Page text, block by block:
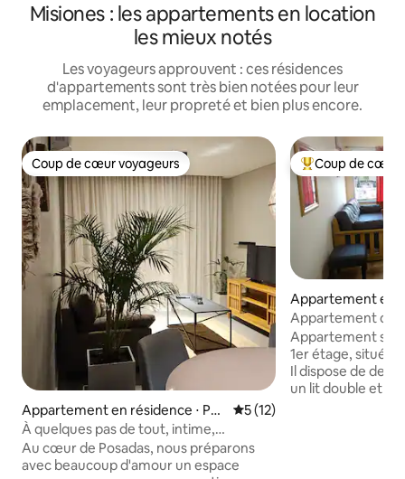
Misiones : les appartements en location
les mieux notés
Les voyageurs approuvent : ces résidences
d'appartements sont très bien notées pour leur
emplacement, leur propreté et bien plus encore.
Coup de cœur voyageurs
Coup de cœur voyageurs
Appartement en résidence ⋅ Pos
adas
Évaluation moyenne sur la
5 (12)
À quelques pas de tout, intime,
moderne et fonctionnel
Au cœur de Posadas, nous préparons
avec beaucoup d'amour un espace
Coups de cœur
Coup de cœur
Appartement en
⋅ Puerto Iguazú
Appartement de
d'Iguazú
Appartement
1er étage, situé
Il dispose de
un lit double et